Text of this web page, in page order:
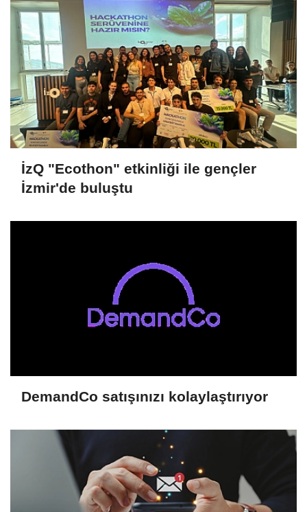
İzQ "Ecothon" etkinliği ile gençler
İzmir'de buluştu
DemandCo satışınızı kolaylaştırıyor